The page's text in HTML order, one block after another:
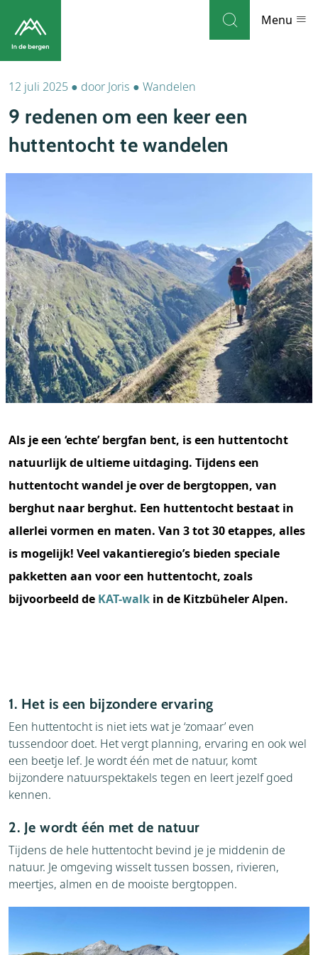
Menu
Bestemmingen
Weblog
Accommodaties
Bezienswaardigheden
Tips
12 juli 2025 ● door Joris ● Wandelen
9 redenen om een keer een
huttentocht te wandelen
Als je een ‘echte’ bergfan bent, is een huttentocht
natuurlijk de ultieme uitdaging. Tijdens een
huttentocht wandel je over de bergtoppen, van
berghut naar berghut. Een huttentocht bestaat in
allerlei vormen en maten. Van 3 tot 30 etappes, alles
is mogelijk! Veel vakantieregio’s bieden speciale
pakketten aan voor een huttentocht, zoals
bijvoorbeeld de KAT-walk in de Kitzbüheler Alpen.
1. Het is een bijzondere ervaring
Een huttentocht is niet iets wat je ‘zomaar’ even
tussendoor doet. Het vergt planning, ervaring en ook wel
een beetje lef. Je wordt één met de natuur, komt
bijzondere natuurspektakels tegen en leert jezelf goed
kennen.
2. Je wordt één met de natuur
Tijdens de hele huttentocht bevind je je middenin de
natuur. Je omgeving wisselt tussen bossen, rivieren,
meertjes, almen en de mooiste bergtoppen.